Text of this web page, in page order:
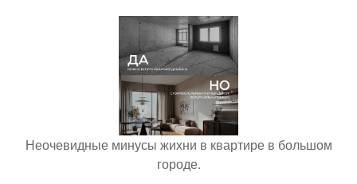
Неочевидные минусы жихни в квартире в большом
городе.